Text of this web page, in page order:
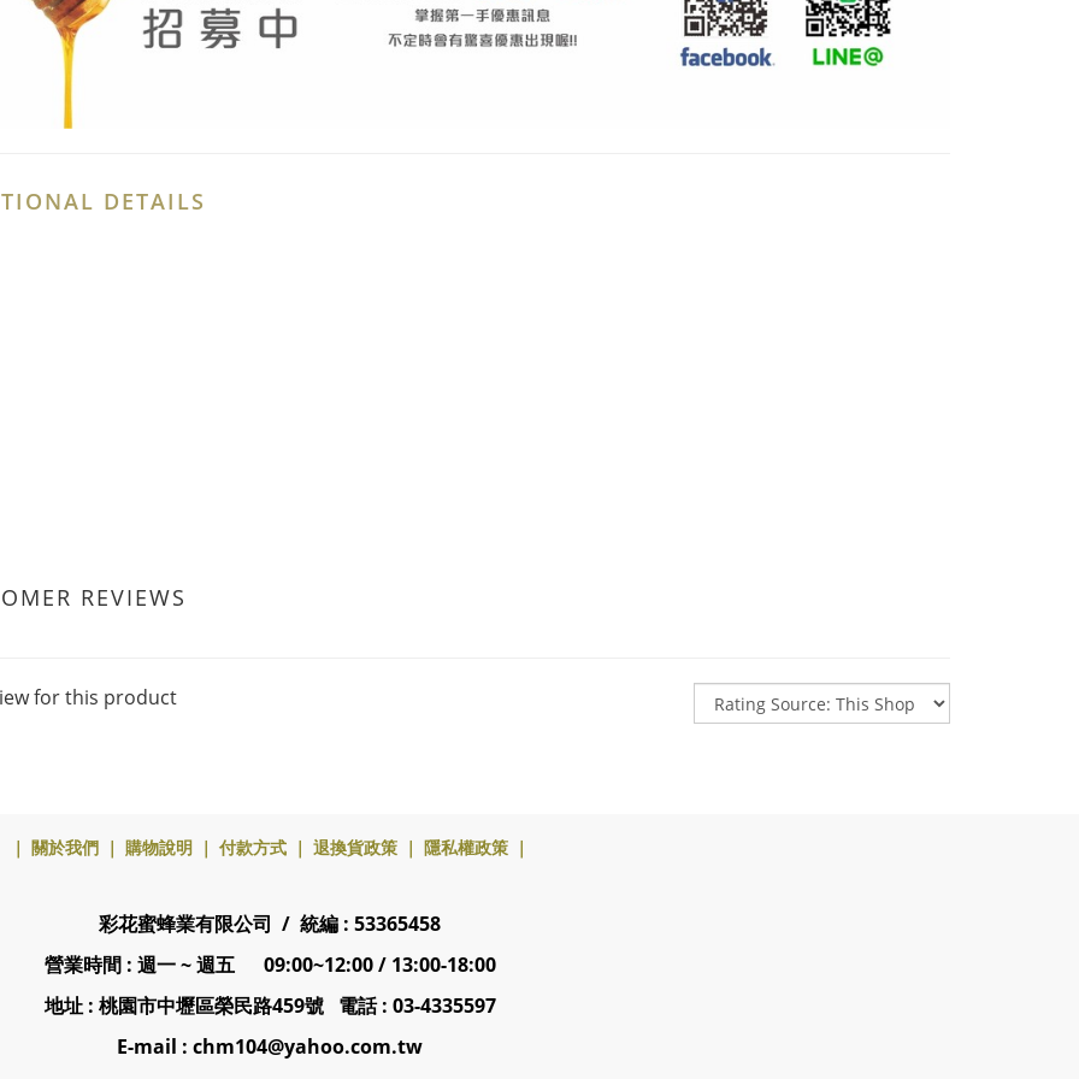
DETAILS
REVIEWS
for this product
｜ 關於我們 ｜ 購物說明 ｜ 付款方式 ｜ 退換貨政策 ｜ 隱私權政策 ｜
彩花蜜蜂業有限公司 / 統編 : 53365458
營業時間 : 週一 ~ 週五 09:00~12:00 / 13:00-18:00
地址 : 桃園市中壢區榮民路459號 電話 : 03-4335597
E-mail : chm104@yahoo.com.tw